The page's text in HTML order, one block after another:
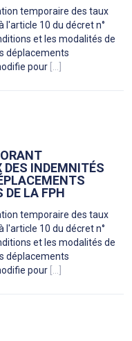
temporaire des taux
l'article 10 du décret n°
et les modalités de
déplacements
pour [...]
INDEMNITÉS
DE LA FPH
temporaire des taux
l'article 10 du décret n°
et les modalités de
déplacements
pour [...]